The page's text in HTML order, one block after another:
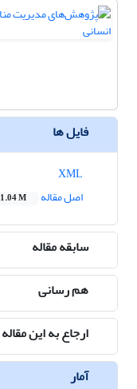
فایل ها
اصل مقاله
1.04 M
سابقه مقاله
هم رسانی
ارجاع به این مقاله
آمار